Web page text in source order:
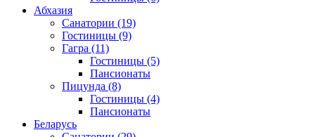
Абхазия
Санатории (19)
Гостиницы (9)
Гагра (11)
Гостиницы (5)
Пансионаты
Пицунда (8)
Гостиницы (4)
Пансионаты
Беларусь